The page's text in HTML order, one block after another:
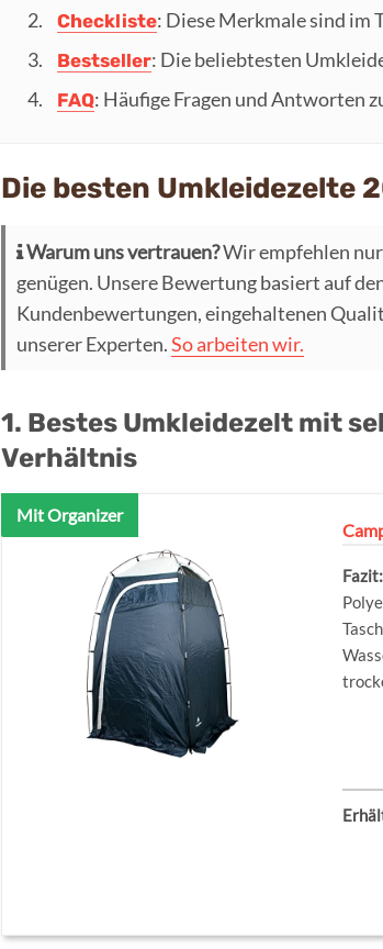
Checkliste: Diese Merkmale sind im
Bestseller: Die beliebtesten
FAQ: Häufige Fragen und Antworten
Die besten Umkleidezelte
Warum uns vertrauen?Wir empfehlen
genügen. Unsere Bewertung basiert auf
Kundenbewertungen, eingehaltenen
unserer Experten.So arbeiten wir.
1. Bestes Umkleidezelt mit
Verhältnis
Mit Organizer